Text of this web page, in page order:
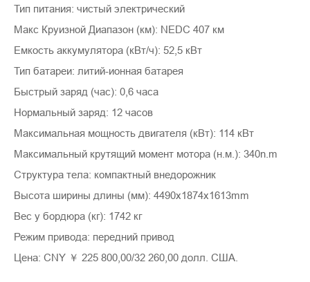
Тип питания: чистый электрический
Макс Круизной Диапазон (км): NEDC 407 км
Емкость аккумулятора (кВт/ч): 52,5 кВт
Тип батареи: литий-ионная батарея
Быстрый заряд (час): 0,6 часа
Нормальный заряд: 12 часов
Максимальная мощность двигателя (кВт): 114 кВт
Максимальный крутящий момент мотора (н.м.): 340n.m
Структура тела: компактный внедорожник
Высота ширины длины (мм): 4490x1874x1613mm
Вес у бордюра (кг): 1742 кг
Режим привода: передний привод
Цена: CNY ￥ 225 800,00/32 260,00 долл. США.